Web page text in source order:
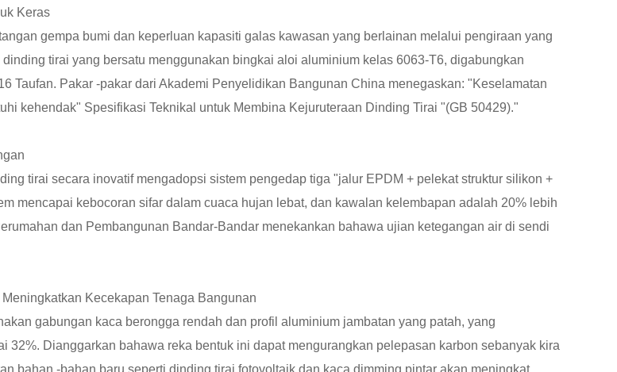
Keras
gempa bumi dan keperluan kapasiti galas kawasan yang berlainan melalui pengiraan yang
tirai yang bersatu menggunakan bingkai aloi aluminium kelas 6063-T6, digabungkan
Taufan. Pakar -pakar dari Akademi Penyelidikan Bangunan China menegaskan: "Keselamatan
kehendak" Spesifikasi Teknikal untuk Membina Kejuruteraan Dinding Tirai "(GB 50429)."
tirai secara inovatif mengadopsi sistem pengedap tiga "jalur EPDM + pelekat struktur silikon +
mencapai kebocoran sifar dalam cuaca hujan lebat, dan kawalan kelembapan adalah 20% lebih
dan Pembangunan Bandar-Bandar menekankan bahawa ujian ketegangan air di sendi
Kecekapan Tenaga Bangunan
gabungan kaca berongga rendah dan profil aluminium jambatan yang patah, yang
Dianggarkan bahawa reka bentuk ini dapat mengurangkan pelepasan karbon sebanyak kira
bahan -bahan baru seperti dinding tirai fotovoltaik dan kaca dimming pintar akan meningkat